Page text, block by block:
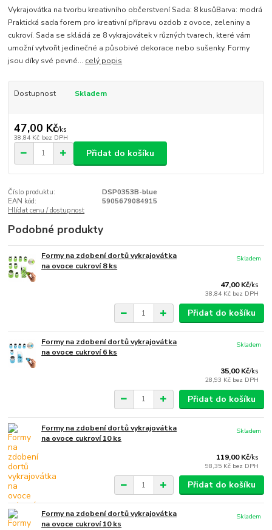
Vykrajovátka na tvorbu kreativního občerstvení Sada: 8 kusůBarva: modrá
Praktická sada forem pro kreativní přípravu ozdob z ovoce, zeleniny a
cukroví. Sada se skládá ze 8 vykrajovátek v různých tvarech, které vám
umožní vytvořit jedinečné a působivé dekorace nebo sušenky. Formy
jsou díky své pevné... celý popis
Dostupnost Skladem
47,00 Kč/ks
38,84 Kč bez DPH
Přidat do košíku
Číslo produktu:
DSP0353B-blue
EAN kód:
5905679084915
Hlídat cenu / dostupnost
Podobné produkty
Formy na zdobení dortů vykrajovátka
na ovoce cukroví 8 ks
47,00 Kč/ks
38,84 Kč bez DPH
Skladem
Přidat do košíku
Formy na zdobení dortů vykrajovátka
na ovoce cukroví 6 ks
35,00 Kč/ks
28,93 Kč bez DPH
Skladem
Přidat do košíku
Formy na zdobení dortů vykrajovátka
na ovoce cukroví 10 ks
119,00 Kč/ks
98,35 Kč bez DPH
Skladem
Přidat do košíku
Formy na zdobení dortů vykrajovátka
na ovoce cukroví 10 ks
Skladem